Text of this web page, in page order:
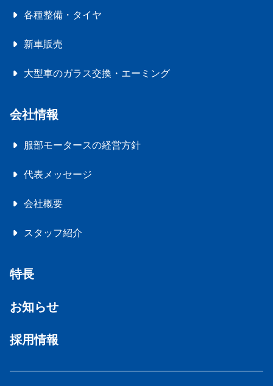
各種整備・タイヤ
新車販売
大型車のガラス交換・エーミング
会社情報
服部モータースの経営方針
代表メッセージ
会社概要
スタッフ紹介
特長
お知らせ
採用情報